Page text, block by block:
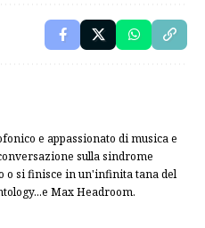
e appassionato di musica e
sulla sindrome
o si finisce in un'infinita tana del
Max Headroom.